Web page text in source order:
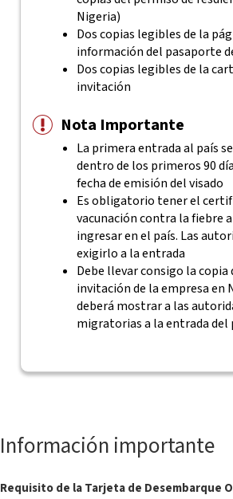
Nigeria)
Dos copias legibles de la
información del pasaporte
Dos copias legibles de la
invitación
Nota Importante
La primera entrada al país
dentro de los primeros 90
fecha de emisión del visado
Es obligatorio tener el
vacunación contra la fiebre
ingresar en el país. Las
exigirlo a la entrada
Debe llevar consigo la copia
invitación de la empresa en
deberá mostrar a las
migratorias a la entrada del
Información importante
Requisito de la Tarjeta de Desembarque